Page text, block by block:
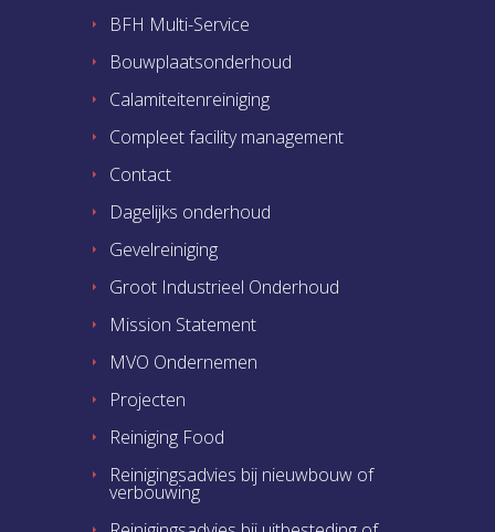
BFH Multi-Service
Bouwplaatsonderhoud
Calamiteitenreiniging
Compleet facility management
Contact
Dagelijks onderhoud
Gevelreiniging
Groot Industrieel Onderhoud
Mission Statement
MVO Ondernemen
Projecten
Reiniging Food
Reinigingsadvies bij nieuwbouw of
verbouwing